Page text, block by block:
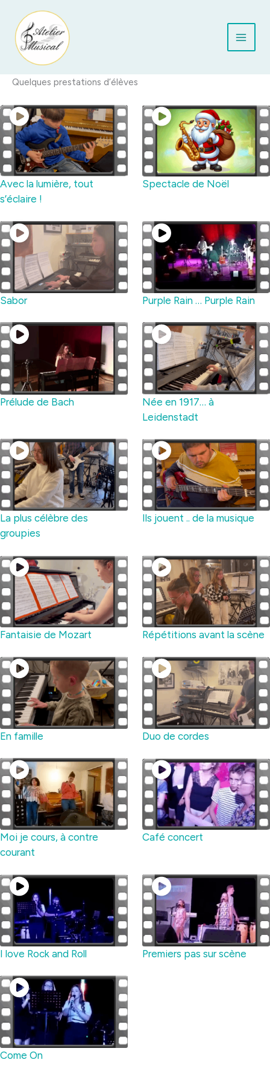
contenu
Quelques prestations d’élèves
Avec la lumière, tout
s’éclaire !
Spectacle de Noël
Sabor Purple Rain … Purple Rain
Prélude de Bach
Née en 1917… à
Leidenstadt
La plus célèbre des
groupies
Ils jouent .. de la musique
Fantaisie de Mozart Répétitions avant la scène
En famille Duo de cordes
Moi je cours, à contre
courant
Café concert
I love Rock and Roll Premiers pas sur scène
Come On